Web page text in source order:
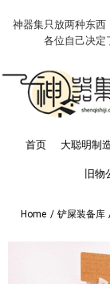
神器集只放两种东西
各位自己决定
首页 大聪明制
旧物
Home / 铲屎装备库